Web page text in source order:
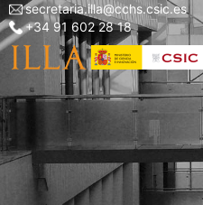
Pasar
al
contenido
Menu
top
left
secretaria.illa@cchs.csic.es
+34 91 602 28 18